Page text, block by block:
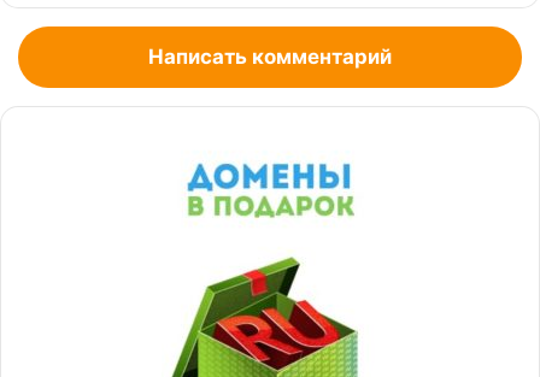
Написать комментарий